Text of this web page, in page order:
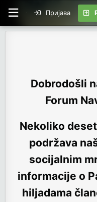
Пријава
Dobrodošli
Forum
Nekoliko
podržava
socijalnim
informacije o
hiljadama